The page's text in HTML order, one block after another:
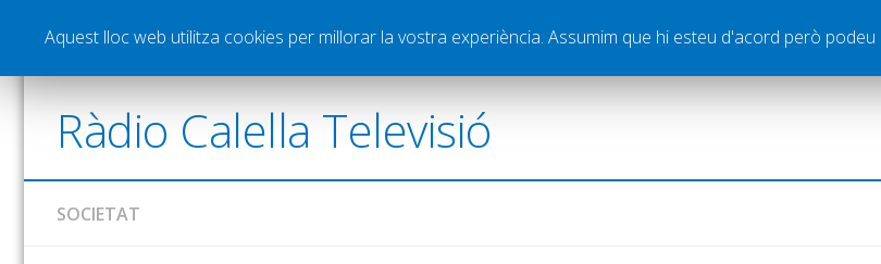
Notícies Esports Pòdcasts Vídeos Graella Publicitat Contacte
Ràdio Calella Televisió
SOCIETAT
Aquest lloc web utilitza cookies per millorar la vostra experiència. Assumim que hi esteu d'acord però